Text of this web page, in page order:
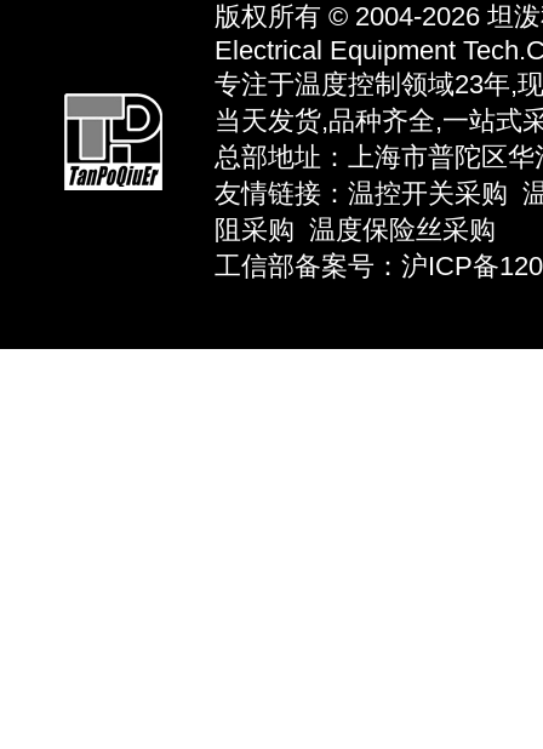
版权所有 © 2004-2026 坦
Electrical Equipment
专注于温度控制领域23年,
当天发货,品种齐全,一站式
总部地址：上海市普陀区
友情链接： 温控开关采购
阻采购 温度保险丝采购
工信部备案号：沪ICP备